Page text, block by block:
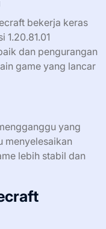
bekerja keras
1.20.81.01
dan pengurangan
game yang lancar
yang
menyelesaikan
lebih stabil dan